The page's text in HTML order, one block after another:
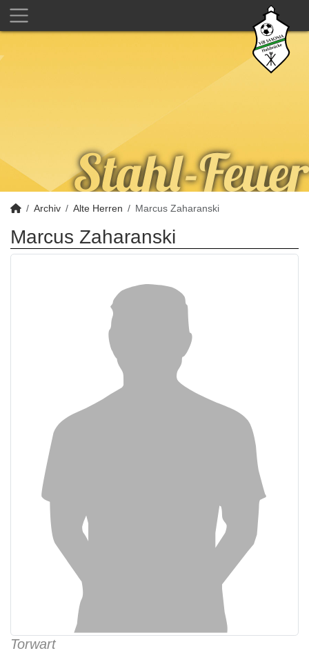
Archiv Alte Herren Marcus Zaharanski
Marcus Zaharanski
Torwart